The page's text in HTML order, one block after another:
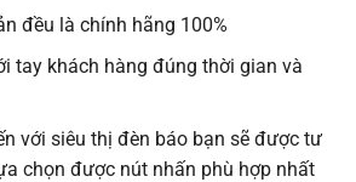
đều là chính hãng 100%
tay khách hàng đúng thời gian và
với siêu thị đèn báo bạn sẽ được tư
chọn được nút nhấn phù hợp nhất